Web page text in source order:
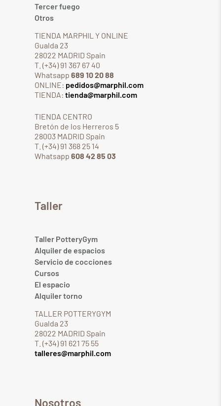
Tercer fuego
Otros
TIENDA MARPHIL Y ONLINE
Gualda 23
28022 MADRID Spain
T. (+34) 91 367 67 40
Whatsapp 689 10 20 88
ONLINE: pedidos@marphil.com
TIENDA: tienda@marphil.com
TIENDA CENTRO
Bretón de los Herreros 5
28003 MADRID Spain
T. (+34) 91 368 25 14
Whatsapp 608 42 85 03
Taller
Taller PotteryGym
Alquiler de espacios
Servicio de cocciones
Cursos
El espacio
Alquiler torno
TALLER POTTERYGYM
Gualda 23
28022 MADRID Spain
T. (+34) 91 621 75 55
talleres@marphil.com
Nosotros